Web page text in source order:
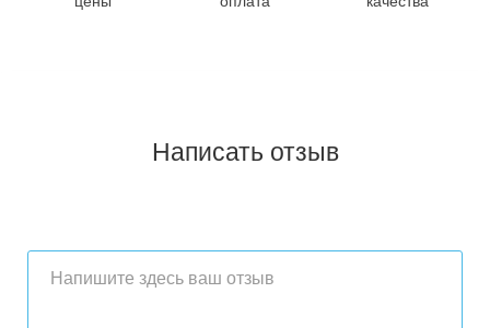
Написать отзыв